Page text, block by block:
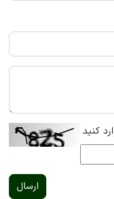
کنید
ارسال